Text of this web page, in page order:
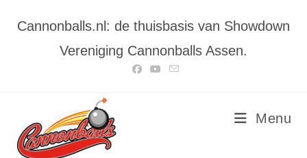
naarCannonballs.nl: de thuisbasis van Showdown
Vereniging Cannonballs Assen.
Menu